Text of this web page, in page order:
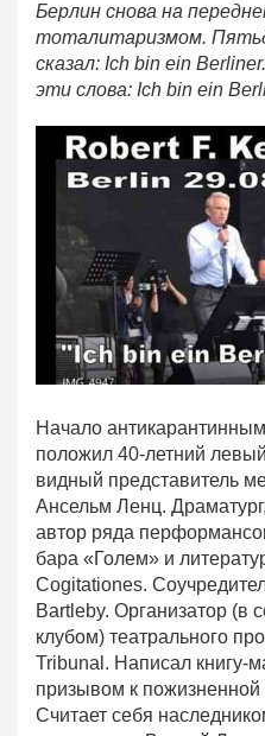
Берлин снова на
тоталитаризмом.
сказал: Ich bin ein
эти слова: Ich bin ein
Начало
положил 40-летний
видный представитель
Ансельм Ленц.
автор ряда
бара «Голем» и
Cogitationes.
Bartleby. Организатор (в
клубом) театрального
Tribunal. Написал книгу-
призывом к пожизненной
Считает себя